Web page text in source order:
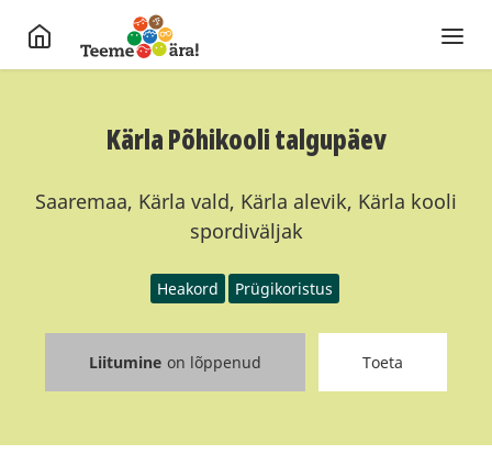
Kärla Põhikooli talgupäev
Saaremaa, Kärla vald, Kärla alevik, Kärla kooli
spordiväljak
Heakord Prügikoristus
Liitumine on lõppenud Toeta